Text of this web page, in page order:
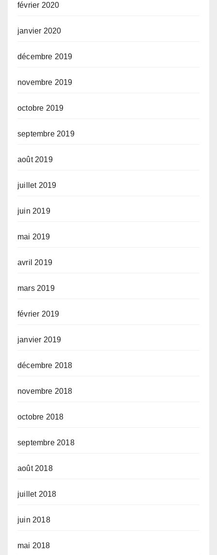
février 2020
janvier 2020
décembre 2019
novembre 2019
octobre 2019
septembre 2019
août 2019
juillet 2019
juin 2019
mai 2019
avril 2019
mars 2019
février 2019
janvier 2019
décembre 2018
novembre 2018
octobre 2018
septembre 2018
août 2018
juillet 2018
juin 2018
mai 2018